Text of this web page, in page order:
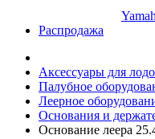
Распродажа
Аксессуары для
Палубное
Леерное
Основания и
Основание леера